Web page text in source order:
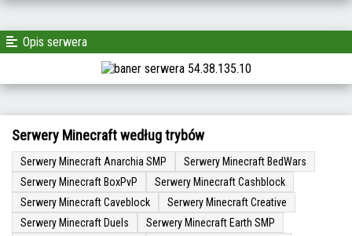
Opis serwera
Serwery Minecraft według trybów
Serwery Minecraft Anarchia SMP
Serwery Minecraft BedWars
Serwery Minecraft BoxPvP
Serwery Minecraft Cashblock
Serwery Minecraft Caveblock
Serwery Minecraft Creative
Serwery Minecraft Duels
Serwery Minecraft Earth SMP